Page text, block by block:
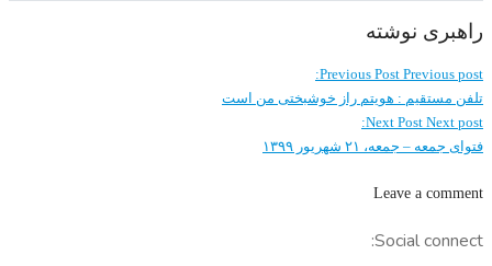
راهبری نوشته
Previous Post Previous post:
تلفن مستقیم : هویتم راز خوشبختی من است
Next Post Next post:
فتوای جمعه – جمعه، ۲۱ شهریور ۱۳۹۹
Leave a comment
Social connect: